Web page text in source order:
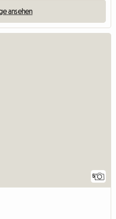
ansehen
5